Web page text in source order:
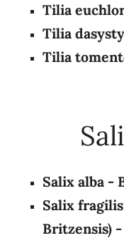
Tilia
Tilia
Tilia
Salix alba -
Salix
Britzensis)